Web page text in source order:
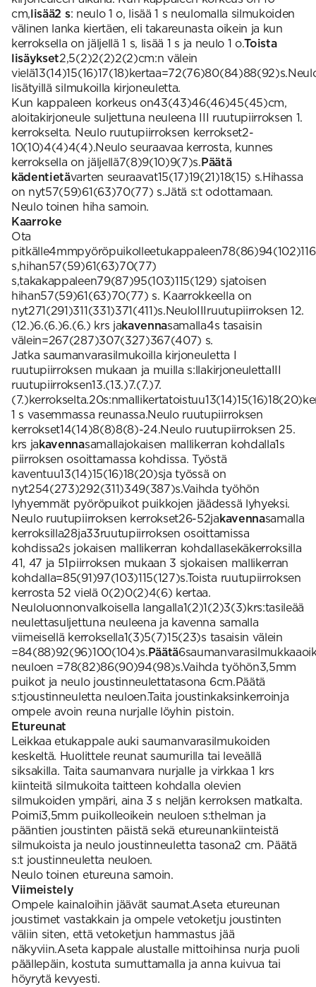
cm,lisää2 s: neulo 1 o, lisää 1 s neulomalla silmukoiden
välinen lanka kiertäen, eli takareunasta oikein ja kun
kerroksella on jäljellä 1 s, lisää 1 s ja neulo 1 o.Toista
lisäykset2,5(2)2(2)2(2)cm:n välein
lisätyillä silmukoilla kirjoneuletta.
Kun kappaleen korkeus on43(43)46(46)45(45)cm,
aloitakirjoneule suljettuna neuleena III ruutupiirroksen 1.
kerrokselta. Neulo ruutupiirroksen kerrokset2-
10(10)4(4)4(4).Neulo seuraavaa kerrosta, kunnes
kerroksella on jäljellä7(8)9(10)9(7)s. Päätä
kädentietävarten seuraavat15(17)19(21)18(15) s.Hihassa
on nyt57(59)61(63)70(77) s.Jätä s:t odottamaan.
Neulo toinen hiha samoin.
Kaarroke
Ota
s,hihan57(59)61(63)70(77)
s,takakappaleen79(87)95(103)115(129) sjatoisen
hihan57(59)61(63)70(77) s. Kaarrokkeella on
nyt271(291)311(331)371(411)s.NeuloIIIruutupiirroksen 12.
(12.)6.(6.)6.(6.) krs jakavennasamalla4s tasaisin
välein=267(287)307(327)367(407) s.
Jatka saumanvarasilmukoilla kirjoneuletta I
ruutupiirroksen mukaan ja muilla s:llakirjoneulettaIII
ruutupiirroksen13.(13.)7.(7.)7.
1 s vasemmassa reunassa.Neulo ruutupiirroksen
kerrokset14(14)8(8)8(8)-24.Neulo ruutupiirroksen 25.
krs ja kavennasamallajokaisen mallikerran kohdalla1s
piirroksen osoittamassa kohdissa. Työstä
kaventuu13(14)15(16)18(20)sja työssä on
nyt254(273)292(311)349(387)s.Vaihda työhön
lyhyemmät pyöröpuikot puikkojen jäädessä lyhyeksi.
Neulo ruutupiirroksen kerrokset26-52ja kavennasamalla
kerroksilla28ja33ruutupiirroksen osoittamissa
kohdissa2s jokaisen mallikerran kohdallasekäkerroksilla
41, 47 ja 51piirroksen mukaan 3 sjokaisen mallikerran
kohdalla=85(91)97(103)115(127)s.Toista ruutupiirroksen
kerrosta 52 vielä 0(2)0(2)4(6) kertaa.
Neuloluonnonvalkoisella langalla1(2)1(2)3(3)krs:tasileää
neulettasuljettuna neuleena ja kavenna samalla
viimeisellä kerroksella1(3)5(7)15(23)s tasaisin välein
=84(88)92(96)100(104)s. Päätä
neuloen =78(82)86(90)94(98)s.Vaihda työhön3,5mm
puikot ja neulo joustinneulettatasona 6cm.Päätä
s:tjoustinneuletta neuloen.Taita joustinkaksinkerroinja
ompele avoin reuna nurjalle löyhin pistoin.
Etureunat
Leikkaa etukappale auki saumanvarasilmukoiden
keskeltä. Huolittele reunat saumurilla tai leveällä
siksakilla. Taita saumanvara nurjalle ja virkkaa 1 krs
kiinteitä silmukoita taitteen kohdalla olevien
silmukoiden ympäri, aina 3 s neljän kerroksen matkalta.
Poimi3,5mm puikolleoikein neuloen s:thelman ja
pääntien joustinten päistä sekä etureunankiinteistä
silmukoista ja neulo joustinneuletta tasona2 cm. Päätä
s:t joustinneuletta neuloen.
Neulo toinen etureuna samoin.
Viimeistely
Ompele kainaloihin jäävät saumat.Aseta etureunan
joustimet vastakkain ja ompele vetoketju joustinten
väliin siten, että vetoketjun hammastus jää
näkyviin.Aseta kappale alustalle mittoihinsa nurja puoli
päällepäin, kostuta sumuttamalla ja anna kuivua tai
höyrytä kevyesti.